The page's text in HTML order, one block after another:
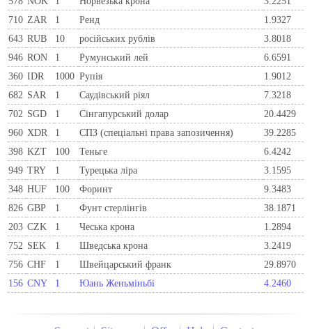
710 ZAR 1 Ренд
1.9327
643 RUB 10 російських рублів
3.8018
946 RON 1 Румунський лей
6.6591
360 IDR 1000 Рупія
1.9012
682 SAR 1 Саудівський ріял
7.3218
702 SGD 1 Сінгапурський долар
20.4429
960 XDR 1 СПЗ (спеціальні права запозичення)
39.2285
398 KZT 100 Теньге
6.4242
949 TRY 1 Турецька ліра
3.1595
348 HUF 100 Форинт
9.3483
826 GBP 1 Фунт стерлінгів
38.1871
203 CZK 1 Чеська крона
1.2894
752 SEK 1 Шведська крона
3.2419
756 CHF 1 Швейцарський франк
29.8970
156 CNY 1 Юань Женьміньбі 4.2460